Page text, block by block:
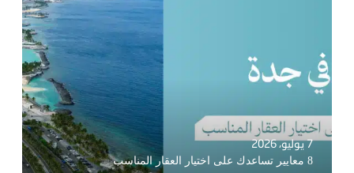
7 يوليو، 2026
8 معايير تساعدك على اختيار العقار المناسب